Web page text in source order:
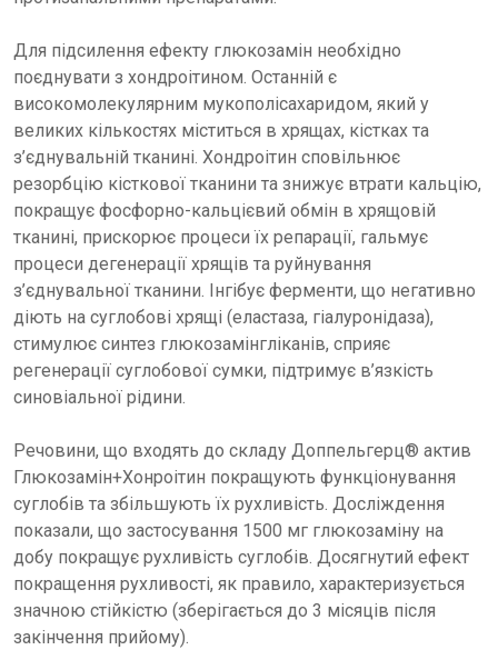
Для підсилення ефекту глюкозамін необхідно
поєднувати з хондроітином. Останній є
високомолекулярним мукополісахаридом, який у
великих кількостях міститься в хрящах, кістках та
з’єднувальній тканині. Хондроітин сповільнює
резорбцію кісткової тканини та знижує втрати кальцію,
покращує фосфорно-кальцієвий обмін в хрящовій
тканині, прискорює процеси їх репарації, гальмує
процеси дегенерації хрящів та руйнування
з’єднувальної тканини. Інгібує ферменти, що негативно
діють на суглобові хрящі (еластаза, гіалуронідаза),
стимулює синтез глюкозамінгліканів, сприяє
регенерації суглобової сумки, підтримує в’язкість
синовіальної рідини.
Речовини, що входять до складу Доппельгерц® актив
Глюкозамін+Хонроітин покращують функціонування
суглобів та збільшують їх рухливість. Досліждення
показали, що застосування 1500 мг глюкозаміну на
добу покращує рухливість суглобів. Досягнутий ефект
покращення рухливості, як правило, характеризується
значною стійкістю (зберігається до 3 місяців після
закінчення прийому).